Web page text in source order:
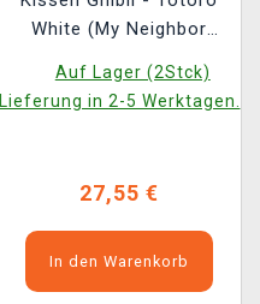
White (My Neighbor
Auf Lager (2Stck)
Lieferung in 2-5 Werktagen.
27,55 €
In den Warenkorb